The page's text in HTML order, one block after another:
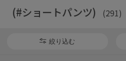
(#ショートパンツ) (291)
絞り込む